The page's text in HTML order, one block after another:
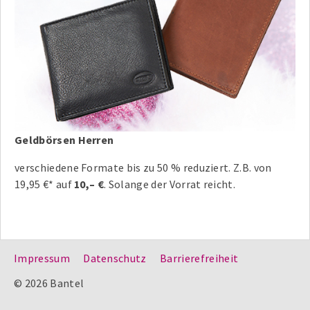
Geldbörsen Herren
verschiedene Formate bis zu 50 % reduziert. Z.B. von
19,95 €* auf 10,– €. Solange der Vorrat reicht.
Impressum Datenschutz
Barrierefreiheit
© 2026 Bantel